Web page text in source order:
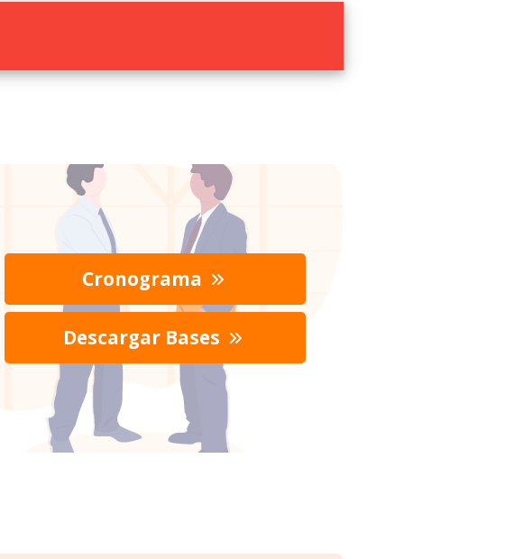
Cronograma
Descargar Bases